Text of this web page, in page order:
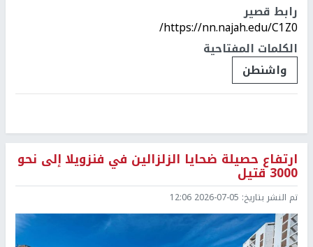
رابط قصير
https://nn.najah.edu/C1Z0/
الكلمات المفتاحية
واشنطن
ارتفاع حصيلة ضحايا الزلزالين في فنزويلا إلى نحو
3000 قتيل
تم النشر بتاريخ: 2026-07-05 12:06